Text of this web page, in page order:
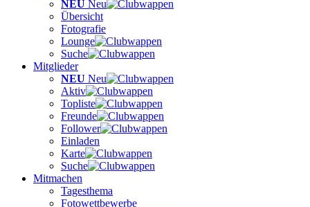
NEU Neu
Übersicht
Fotografie
Lounge
Suche
Mitglieder
NEU Neu
Aktiv
Topliste
Freunde
Follower
Einladen
Karte
Suche
Mitmachen
Tagesthema
Fotowettbewerbe